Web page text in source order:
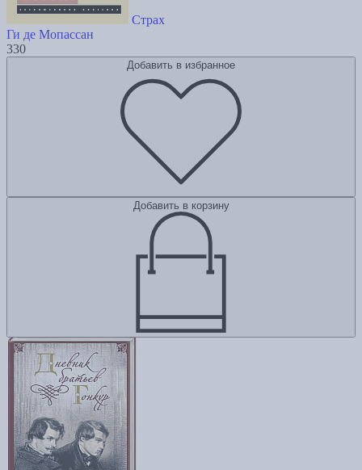
Страх
Ги де Мопассан
330
Добавить в избранное
Добавить в корзину